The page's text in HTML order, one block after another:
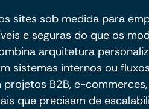
sites sob medida para
e seguras do que os
arquitetura
sistemas internos ou
B2B, e-
que precisam de